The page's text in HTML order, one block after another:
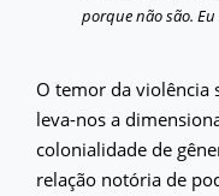
porque não são.
O temor da violência
leva-nos a
colonialidade de
relação notória de